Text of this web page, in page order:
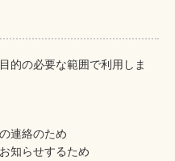
的の必要な範囲で利用しま
連絡のため
知らせするため